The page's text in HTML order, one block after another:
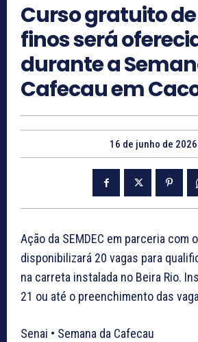
Curso gratuito
finos será
durante a
Cafecau em
16 de junho de 2026
Ação da SEMDEC em parceria com
disponibilizará 20 vagas para
na carreta instalada no Beira Rio.
21 ou até o preenchimento das
Senai • Semana da Cafecau